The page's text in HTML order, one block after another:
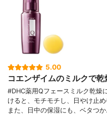
5.00
コエンザイムのミルクで乾
#DHC薬用Qフェースミルク乾燥
けると、モチモチし、日やけ止
また、日中の保湿にも、ベタつ